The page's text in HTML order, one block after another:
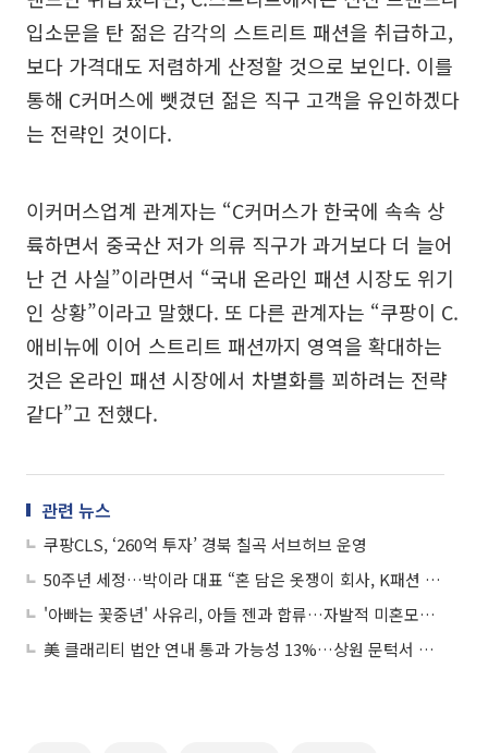
입소문을 탄 젊은 감각의 스트리트 패션을 취급하고,
보다 가격대도 저렴하게 산정할 것으로 보인다. 이를
통해 C커머스에 뺏겼던 젊은 직구 고객을 유인하겠다
는 전략인 것이다.
이커머스업계 관계자는 “C커머스가 한국에 속속 상
륙하면서 중국산 저가 의류 직구가 과거보다 더 늘어
난 건 사실”이라면서 “국내 온라인 패션 시장도 위기
인 상황”이라고 말했다. 또 다른 관계자는 “쿠팡이 C.
애비뉴에 이어 스트리트 패션까지 영역을 확대하는
것은 온라인 패션 시장에서 차별화를 꾀하려는 전략
같다”고 전했다.
관련 뉴스
쿠팡CLS, ‘260억 투자’ 경북 칠곡 서브허브 운영
50주년 세정…박이라 대표 “혼 담은 옷쟁이 회사, K패션 세계로 알릴 것”
'아빠는 꽃중년' 사유리, 아들 젠과 합류…자발적 미혼모의 삶 "패션처럼 생각 말길"
美 클래리티 법안 연내 통과 가능성 13%…상원 문턱서 제동